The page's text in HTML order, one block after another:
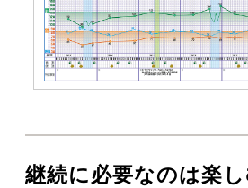
継続に必要なのは楽